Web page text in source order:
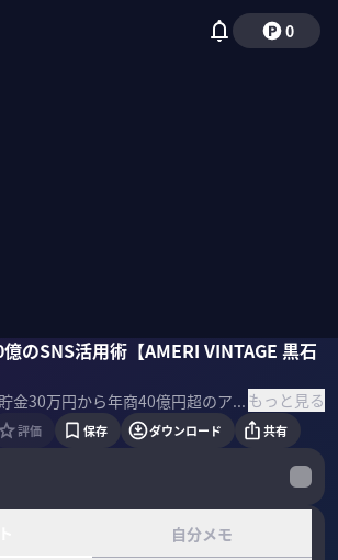
0
のSNS活用術【AMERI VINTAGE 黒石
貯金30万円から年商40億円超のアパレルブランド「AMERI VINTAGE」を築いた黒石奈央子氏が、売れ残りゼロの受注販売モデルとユーザーの「買いたい」を生み出す独自戦略を初公開収録で語る。 ＜ゲスト＞ 黒石奈央子｜B STONE HOLDINGS 代表取締役/ディレクター もっと見る
評価 保存 ダウンロード 共有
自分メモ